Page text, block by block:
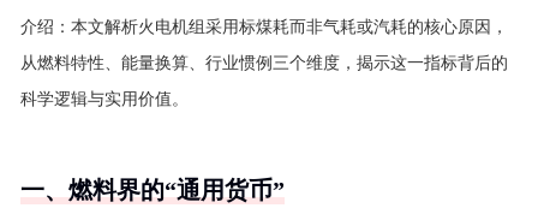
介绍： 本文解析火电机组采用标煤耗而非气耗或汽耗的核心原因，
从燃料特性、能量换算、行业惯例三个维度，揭示这一指标背后的
科学逻辑与实用价值。
一、燃料界的“通用货币”